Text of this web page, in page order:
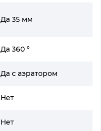
Да 35 мм
Да 360 °
Да с аэратором
Нет
Нет